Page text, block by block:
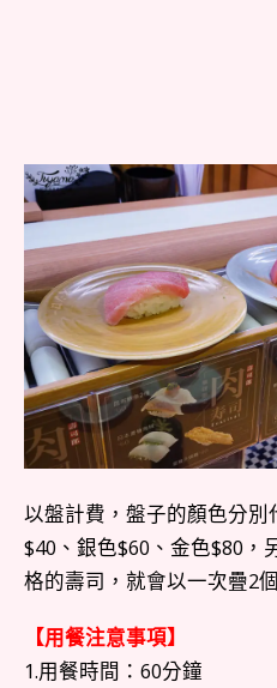
以盤計費，盤子的顏色分
$40、銀色$60、金色$80，
格的壽司，就會以一次疊2
【用餐注意事項】
1.用餐時間：60分鐘